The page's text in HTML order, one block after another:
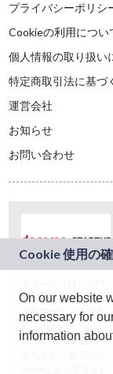
プライバシーポリシ
Cookieの利用につい
個人情報の取り扱い
特定商取引法に基づ
運営会社
お知らせ
お問い合わせ
ドコモグループの新
規事業創出プログラ
ム「docomo
STARTUP」を通じて
On our website
necessary for
information